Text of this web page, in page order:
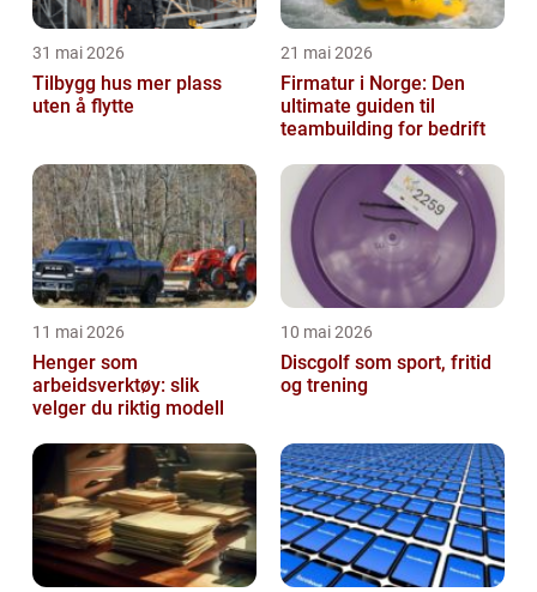
31 mai 2026
Tilbygg hus mer plass
uten å flytte
21 mai 2026
Firmatur i Norge: Den
ultimate guiden til
teambuilding for bedrift
11 mai 2026
Henger som
arbeidsverktøy: slik
velger du riktig modell
10 mai 2026
Discgolf som sport, fritid
og trening